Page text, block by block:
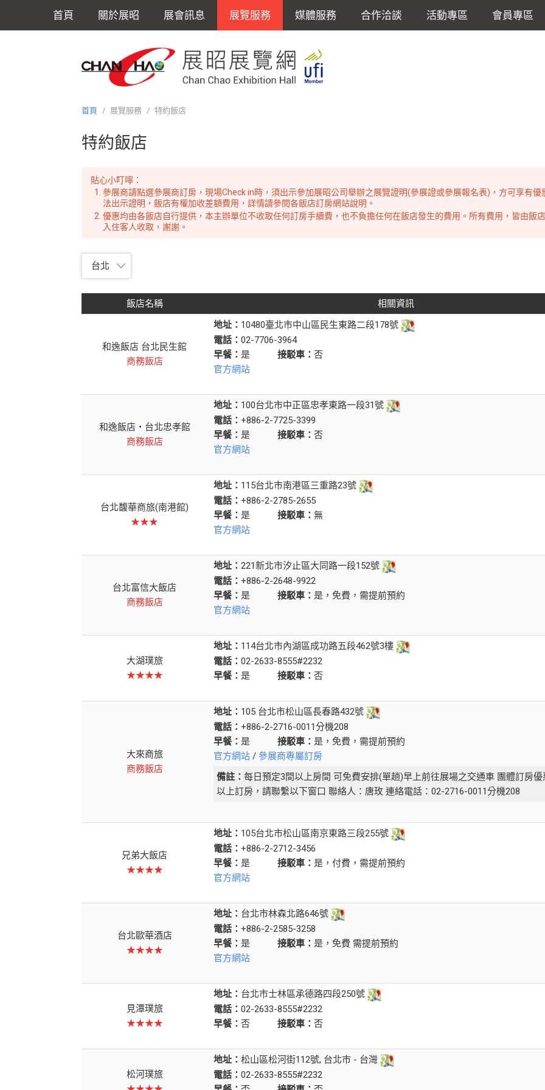
首頁 關於展昭 展會訊息 展覽服務 媒體服務 合作洽談 活動專區 會員專區
首頁 / 展覽服務 / 特約飯店
特約飯店
貼心小叮嚀：
參展商請點選參展商訂房，現場Check in時，須出示參加展昭公司舉辦之展覽證明(參展證或參展報名表)，方可享有優
法出示證明，飯店有權加收差額費用，詳情請參閱各飯店訂房網站說明。
優惠均由各飯店自行提供，本主辦單位不收取任何訂房手續費，也不負擔任何在飯店發生的費用。所有費用，皆由飯
入住客人收取，謝謝。
台北
飯店名稱 相關資訊
和逸飯店 台北民生館
商務飯店
地址： 10480臺北市中山區民生東路二段178號
電話：02-7706-3964
早餐：是接駁車：否
官方網站
和逸飯店‧台北忠孝館
商務飯店
地址： 100台北市中正區忠孝東路一段31號
電話：+886-2-7725-3399
早餐：是接駁車：否
官方網站
台北馥華商旅(南港館)
★★★
地址： 115台北市南港區三重路23號
電話：+886-2-2785-2655
早餐：是接駁車：無
官方網站
台北富信大飯店
商務飯店
地址：221新北市汐止區大同路一段152號
電話：+886-2-2648-9922
早餐：是接駁車：是，免費，需提前預約
官方網站
大湖璞旅
★★★★
地址： 114台北市內湖區成功路五段462號3樓
電話：02-2633-8555#2232
早餐：是接駁車：否
大來商旅
商務飯店
地址： 105 台北市松山區長春路432號
電話：+886-2-2716-0011分機208
早餐：是接駁車：是，免費，需提前預約
官方網站 / 參展商專屬訂房
備註：每日預定3間以上房間 可免費安排(單趟)早上前往展場之交通車 團體訂房
以上訂房，請聯繫以下窗口 聯絡人：唐玫 連絡電話：02-2716-0011分機208
兄弟大飯店
★★★★
地址： 105台北市松山區南京東路三段255號
電話：+886-2-2712-3456
早餐：是接駁車：是，付費，需提前預約
官方網站
台北歐華酒店
★★★★
地址： 台北市林森北路646號
電話：+886-2-2585-3258
早餐：是接駁車：是，免費 需提前預約
官方網站
見潭璞旅
★★★★
地址： 台北市士林區承德路四段250號
電話：02-2633-8555#2232
早餐：否接駁車：否
松河璞旅
地址：松山區松河街112號, 台北市 - 台灣
電話：02-2633-8555#2232